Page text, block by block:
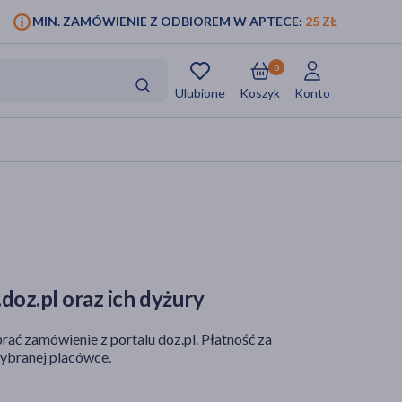
MIN. ZAMÓWIENIE Z ODBIOREM W APTECE: 25 ZŁ
Ulubione Koszyk
0
Konto
oraz ich dyżury
zamówienie z portalu doz.pl. Płatność za
placówce.